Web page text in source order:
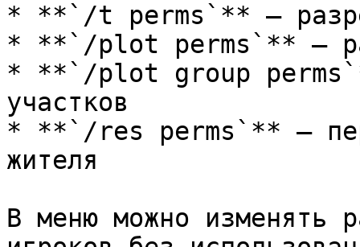
* **`/t perms`** —
* **`/plot perms`** —
* **`/plot group
участков
* **`/res perms`** —
жителя
В меню можно изменять